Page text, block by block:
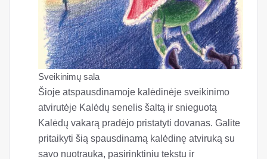
Sveikinimų sala
Šioje atspausdinamoje kalėdinėje sveikinimo
atvirutėje Kalėdų senelis šaltą ir snieguotą
Kalėdų vakarą pradėjo pristatyti dovanas. Galite
pritaikyti šią spausdinamą kalėdinę atviruką su
savo nuotrauka, pasirinktiniu tekstu ir